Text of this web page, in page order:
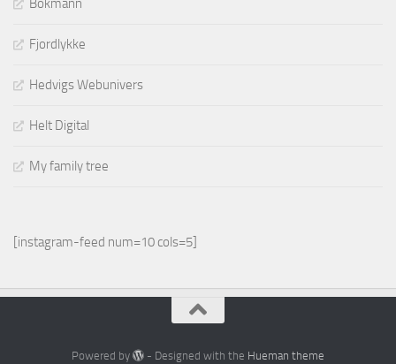
Bokmann
Fjordlykke
Hedvigs Webunivers
Helt Digital
My family tree
[instagram-feed num=10 cols=5]
Powered by - Designed with the Hueman theme